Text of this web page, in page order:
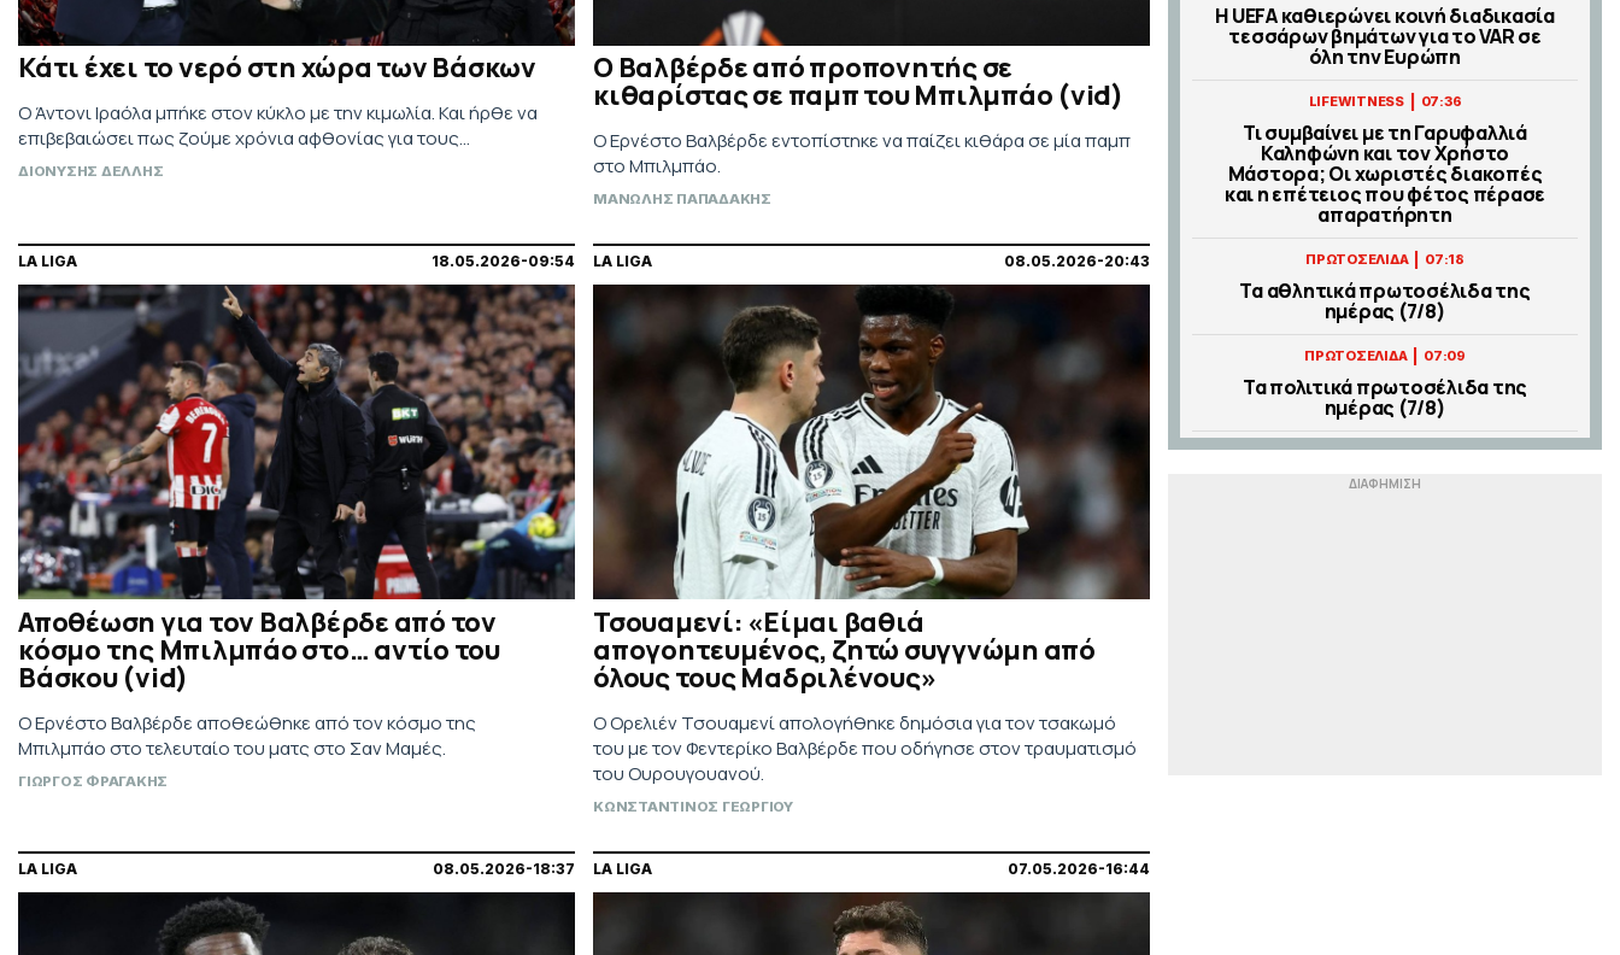
Κάτι έχει το νερό στη χώρα των Βάσκων
Ο Άντονι Ιραόλα μπήκε στον κύκλο με την κιμωλία. Και ήρθε να
επιβεβαιώσει πως ζούμε χρόνια αφθονίας για τους…
ΔΙΟΝΥΣΗΣ ΔΕΛΛΗΣ
Ο Βαλβέρδε από προπονητής σε
κιθαρίστας σε παμπ του Μπιλμπάο (vid)
Ο Ερνέστο Βαλβέρδε εντοπίστηκε να παίζει κιθάρα σε μία παμπ
στο Μπιλμπάο.
ΜΑΝΩΛΗΣ ΠΑΠΑΔΑΚΗΣ
LA LIGA 18.05.2026-09:54
Αποθέωση για τον Βαλβέρδε από τον
κόσμο της Μπιλμπάο στο… αντίο του
Βάσκου (vid)
O Eρνέστο Βαλβέρδε αποθεώθηκε από τον κόσμο της
Μπιλμπάο στο τελευταίο του ματς στο Σαν Μαμές.
ΓΙΩΡΓΟΣ ΦΡΑΓΑΚΗΣ
LA LIGA 08.05.2026-20:43
Τσουαμενί: «Είμαι βαθιά
απογοητευμένος, ζητώ συγγνώμη από
όλους τους Μαδριλένους»
Ο Ορελιέν Τσουαμενί απολογήθηκε δημόσια για τον τσακωμό
του με τον Φεντερίκο Βαλβέρδε που οδήγησε στον τραυματισμό
του Ουρουγουανού.
ΚΩΝΣΤΑΝΤΙΝΟΣ ΓΕΩΡΓΙΟΥ
LA LIGA 08.05.2026-18:37 LA LIGA 07.05.2026-16:44
Η UEFA καθιερώνει κοινή διαδικασία
τεσσάρων βημάτων για το VAR σε
όλη την Ευρώπη
LIFEWITNESS 07:36
Τι συμβαίνει με τη Γαρυφαλλιά
Καληφώνη και τον Χρήστο
Μάστορα; Οι χωριστές διακοπές
και η επέτειος που φέτος πέρασε
απαρατήρητη
ΠΡΩΤΟΣΕΛΙΔΑ 07:18
Τα αθλητικά πρωτοσέλιδα της
ημέρας (7/8)
ΠΡΩΤΟΣΕΛΙΔΑ 07:09
Τα πολιτικά πρωτοσέλιδα της
ημέρας (7/8)
LIFEWITNESS | 01:00
Viral βίντεο: Γάλλος μουσικός